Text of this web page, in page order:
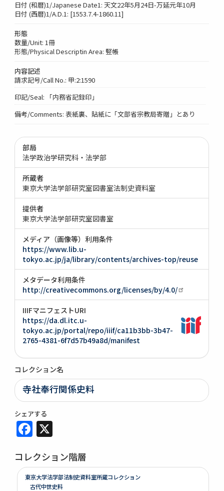
日付 (和暦)1/Japanese Date1: 天文22年5月24日-万延元年10月
日付 (西暦)1/A.D.1: [1553.7.4-1860.11]
形態
数量/Unit: 1冊
形態/Physical Descriptin Area: 竪帳
内容記述
請求記号/Call No.: 甲:2:1590
印記/Seal: 「内務省記録印」
備考/Comments: 表紙裏、貼紙に「文部省宗教局寄贈」とあり
部局
法学政治学研究科・法学部
所蔵者
東京大学法学部研究室図書室法制史資料室
提供者
東京大学法学部研究室図書室
メディア（画像等）利用条件
https://www.lib.u-
tokyo.ac.jp/ja/library/contents/archives-top/reuse
メタデータ利用条件
http://creativecommons.org/licenses/by/4.0/
IIIFマニフェストURI
https://da.dl.itc.u-
tokyo.ac.jp/portal/repo/iiif/ca11b3bb-3b47-
2765-4381-6f7d57b49a8d/manifest
コレクション名
寺社奉行関係史料
シェアする
Facebook
コレクション階層
東京大学法学部法制史資料室所蔵コレクション
古代中世史料